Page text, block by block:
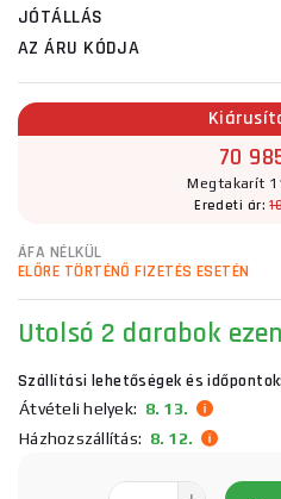
JÓTÁLLÁS
AZ ÁRU KÓDJA
70
Megtakarít
Eredeti ár:
ÁFA NÉLKÜL
ELŐRE TÖRTÉNŐ FIZETÉS ESETÉN
Utolsó 2 darabok
Szállítási lehetőségek és időpontok:
Átvételi helyek: 8. 13.
Házhozszállítás: 8. 12.